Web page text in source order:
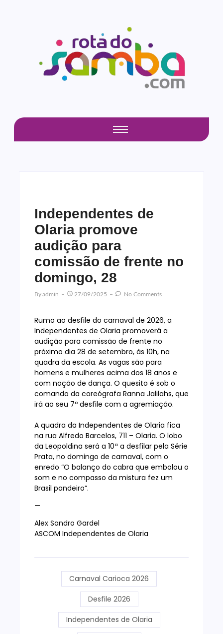
Independentes de
Olaria promove
audição para
comissão de frente no
domingo, 28
ByAdmin 27/09/2025 No Comments
Rumo ao desfile do carnaval de 2026, a
Independentes de Olaria promoverá a
audição para comissão de frente no
próximo dia 28 de setembro, às 10h, na
quadra da escola. As vagas são para
homens e mulheres acima dos 18 anos e
com noção de dança. O quesito é sob o
comando da coreógrafa Ranna Jalilahs, que
irá ao seu 7º desfile com a agremiação.
A quadra da Independentes de Olaria fica
na rua Alfredo Barcelos, 711 – Olaria. O lobo
da Leopoldina será a 10ª a desfilar pela Série
Prata, no domingo de carnaval, com o
enredo “O balanço do cabra que embolou o
som e no compasso da mistura fez um
Brasil pandeiro”.
—
Alex Sandro Gardel
ASCOM Independentes de Olaria
Carnaval Carioca 2026
Desfile 2026
Independentes de Olaria